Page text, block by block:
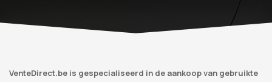
VenteDirect.be is gespecialiseerd in de aankoop van gebruikte